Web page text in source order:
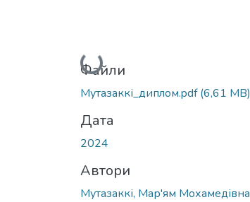
Вантажиться...
Файли
Мутазаккі_диплом.pdf(6,61 MB)
Дата
2024
Автори
Мутазаккі, Мар'ям Мохамедівна